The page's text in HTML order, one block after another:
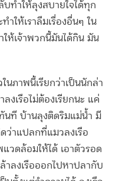
ทำให้ลุงสบายใจได้ทุก
ให้เราลืมเรื่องอื่นๆ ใน
ให้เจ้าพวกนี้มันได้กิน มัน
นภาพนี้เรียกว่าเป็นนักล่า
งเรือไม่ต้องเรียกนะ แค่
ทันที บ้านลุงติดริมแม่น้ำ มี
ว่าแปลกที่แมวลงเรือ
วดล้อมให้ได้ เอาตัวรอด
าลงเรือออกไปหาปลากับ